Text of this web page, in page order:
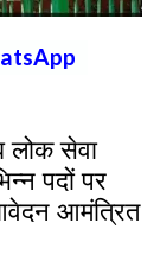
सेवा
पदों पर
आवेदन आमंत्रित